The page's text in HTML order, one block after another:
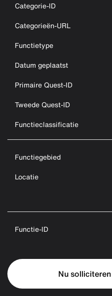
Categorie-ID
Categorieën-URL
Functietype
Datum geplaatst
Primaire Quest-ID
Tweede Quest-ID
Functieclassificatie
Functiegebied
Locatie
Functie-ID
Nu solliciteren